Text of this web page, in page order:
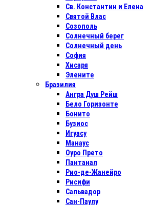
Св. Константин и Елена
Святой Влас
Созополь
Солнечный берег
Солнечный день
София
Хисаря
Элените
Бразилия
Ангра Душ Рейш
Бело Горизонте
Бонито
Бузиос
Игуасу
Манаус
Оуро Прето
Пантанал
Рио-де-Жанейро
Рисифи
Сальвадор
Сан-Паулу